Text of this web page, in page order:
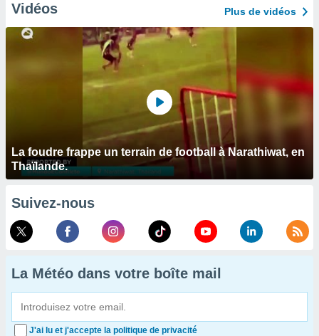
Vidéos Plus de vidéos
La foudre frappe un terrain de football à Narathiwat, en
Thaïlande.
Suivez-nous
La Météo dans votre boîte mail
J'ai lu et j'accepte la politique de privacité